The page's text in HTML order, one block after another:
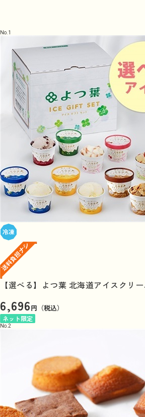
No. 1
【選べる】よつ葉 北海道アイスクリ
6,696円（税込）
ネット限定
No.2